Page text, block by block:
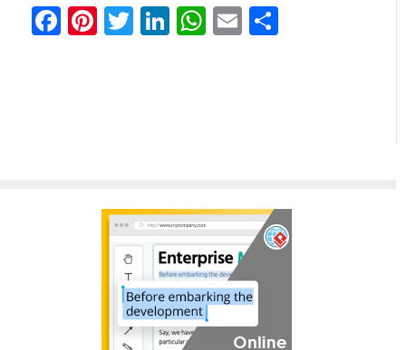
Facebook
Pinterest
Twitter
LinkedIn
WhatsApp
Email